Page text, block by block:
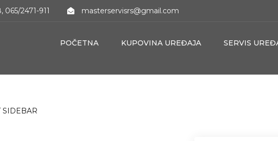
2471-911 masterservisrs@gmail.com
POČETNA KUPOVINA UREĐAJA SERVIS
SIDEBAR